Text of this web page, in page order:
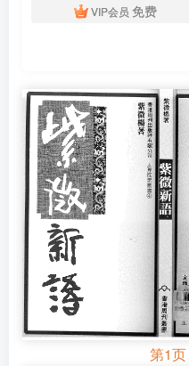
VIP会员 免费
第1